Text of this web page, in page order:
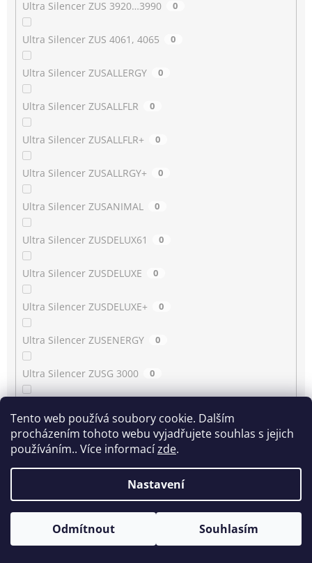
Tento web používá soubory cookie. Dalším
procházením tohoto webu vyjadřujete souhlas s jejich
používáním.. Více informacízde.
Nastavení
Odmítnout Souhlasím
Ultra Silencer ZUS 3920…3990 0
Ultra Silencer ZUS 4061, 4065 0
Ultra Silencer ZUSALLERGY 0
Ultra Silencer ZUSALLFLR 0
Ultra Silencer ZUSALLFLR+ 0
Ultra Silencer ZUSALLRGY+ 0
Ultra Silencer ZUSANIMAL 0
Ultra Silencer ZUSDELUX61 0
Ultra Silencer ZUSDELUXE 0
Ultra Silencer ZUSDELUXE+ 0
Ultra Silencer ZUSENERGY 0
Ultra Silencer ZUSG 3000 0
Ultra Silencer ZUSG 4061 0
Ultra Silencer ZUSGREEN 0